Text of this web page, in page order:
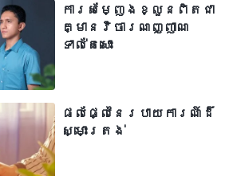
ប្រទាញប្រទង់ខ្លាំងណាស់
ញុំមិនបានសរសេរសំបុត្រ
ស្ឋានទៅកាន់ព្រះជាម្ចាស់
បស់ខ្ញុំ។ ក្រោយមក ខ្ញុំអាន
រះជាម្ចាស់ទាំងនេះ « អ្នក
ថា អ្នកគិតគូរអំពីបន្ទុក
ស់ ហើយនឹងការពារនូវទី
ការសម្ញែងខ្លួនពិតជា
គ្មានវិចារណញ្ញាណ
ទាល់តែសោះ
ផលផ្លែនៃរបាយការណ៍ដ៏
ស្មោះត្រង់